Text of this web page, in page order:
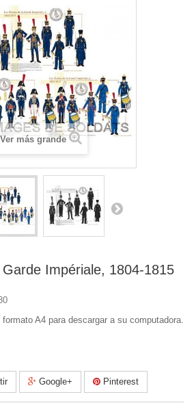
Ver más grande
Impériale, 1804-1815
A4 para descargar a su computadora.
Google+ Pinterest